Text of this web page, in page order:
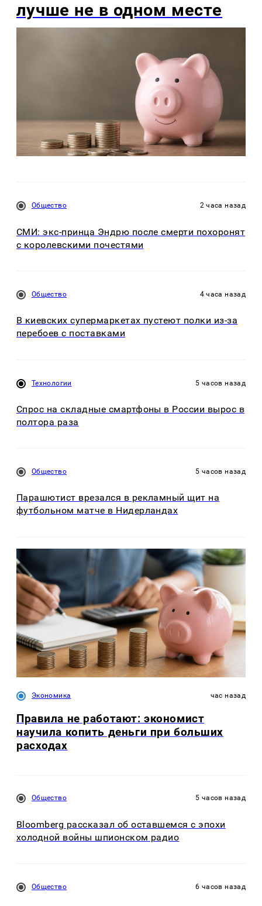
лучше не в одном месте
Общество 2 часа назад
СМИ: экс-принца Эндрю после смерти похоронят
с королевскими почестями
Общество 4 часа назад
В киевских супермаркетах пустеют полки из-за
перебоев с поставками
Технологии 5 часов назад
Спрос на складные смартфоны в России вырос в
полтора раза
Общество 5 часов назад
Парашютист врезался в рекламный щит на
футбольном матче в Нидерландах
Экономика час назад
Правила не работают: экономист
научила копить деньги при больших
расходах
Общество 5 часов назад
Bloomberg рассказал об оставшемся с эпохи
холодной войны шпионском радио
Общество 6 часов назад